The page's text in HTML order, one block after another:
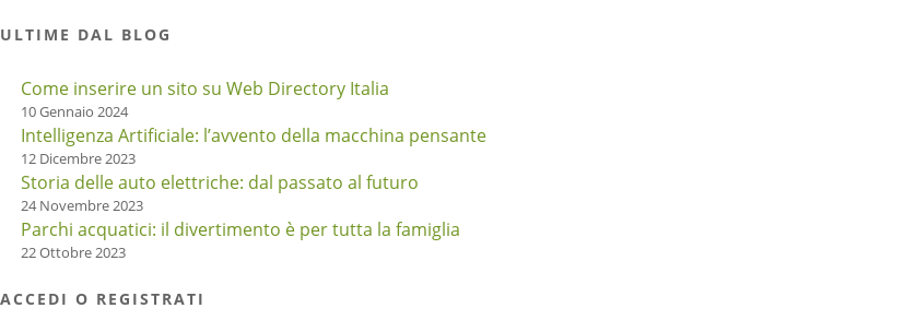
ULTIME DAL BLOG
Come inserire un sito su Web Directory Italia
10 Gennaio 2024
Intelligenza Artificiale: l’avvento della macchina pensante
12 Dicembre 2023
Storia delle auto elettriche: dal passato al futuro
24 Novembre 2023
Parchi acquatici: il divertimento è per tutta la famiglia
22 Ottobre 2023
ACCEDI O REGISTRATI